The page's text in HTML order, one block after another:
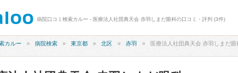
病院口コミ検索カルー - 医療法人社団典天会 赤羽しまだ眼科の口コミ・評判 (3件)
カルー 病院検索 東京都 北区 赤羽 医療法人社団典天会 赤羽しまだ眼